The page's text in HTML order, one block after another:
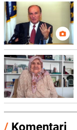
/ Komentari